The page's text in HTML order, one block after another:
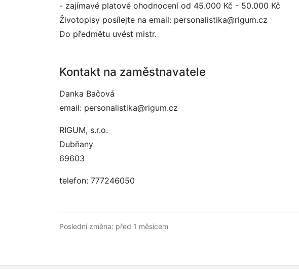
- zajímavé platové ohodnocení od 45.000 Kč - 50.000 Kč
Životopisy posílejte na email: personalistika@rigum.cz
Do předmětu uvést mistr.
Kontakt na zaměstnavatele
Danka Bačová
email: personalistika@rigum.cz
RIGUM, s.r.o.
Dubňany
69603
telefon: 777246050
Poslední změna: před 1 měsícem